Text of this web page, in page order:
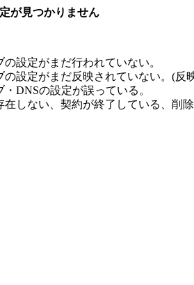
が見つかりません
の設定がまだ行われていない。
の設定がまだ反映されていない。(
・DNSの設定が誤っている。
在しない、契約が終了している、削除